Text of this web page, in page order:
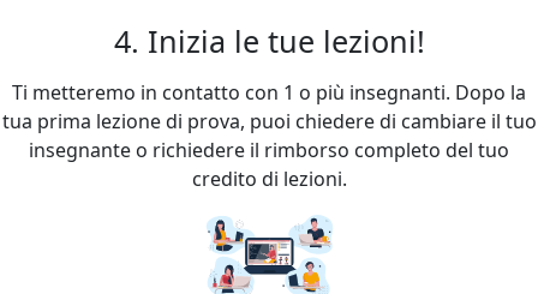
4. Inizia le tue lezioni!
Ti metteremo in contatto con 1 o più insegnanti. Dopo la
tua prima lezione di prova, puoi chiedere di cambiare il tuo
insegnante o richiedere il rimborso completo del tuo
credito di lezioni.